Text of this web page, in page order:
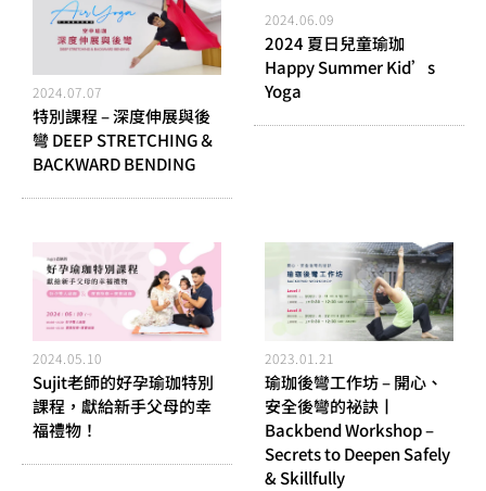
2024.07.07
特別課程 – 深度伸展與後
彎 DEEP STRETCHING＆
BACKWARD BENDING
2024.06.09
2024 夏日兒童瑜珈
Happy Summer Kid’s
Yoga
2024.05.10
Sujit老師的好孕瑜珈特別
課程，獻給新手父母的幸
福禮物！
2023.01.21
瑜珈後彎工作坊 – 開心、
安全後彎的祕訣丨
Backbend Workshop –
Secrets to Deepen Safely
& Skillfully